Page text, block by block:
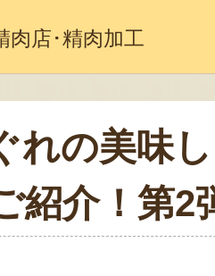
肉店･精肉加工
れの美味
紹介！第2